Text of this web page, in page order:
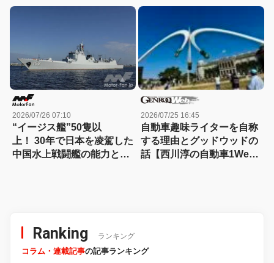
ジュアリー
2026/07/26 07:10
“イージス艦”50隻以
上！ 30年で日本を凌駕した
中国水上戦闘艦の能力と戦
2026/07/25 16:45
自動車趣味ライターを自称
する理由とグッドウッドの
話【西川淳の自動車1Week
Ranking ランキング
コラム・連載記事の記事ランキング